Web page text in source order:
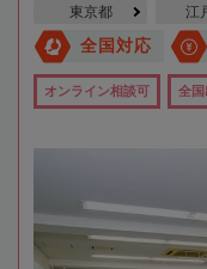
東京都 江
全国対応
オンライン相談可 全国